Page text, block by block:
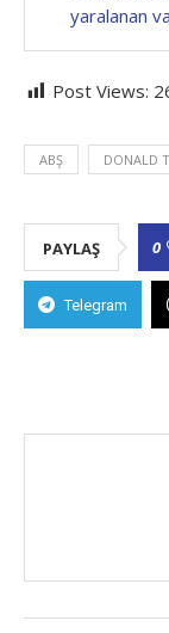
yaralanan
Post Views:
ABŞ DONALD
PAYLAŞ 0
Telegram